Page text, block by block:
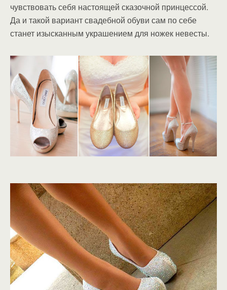
чувствовать себя настоящей сказочной принцессой.
Да и такой вариант свадебной обуви сам по себе
станет изысканным украшением для ножек невесты.